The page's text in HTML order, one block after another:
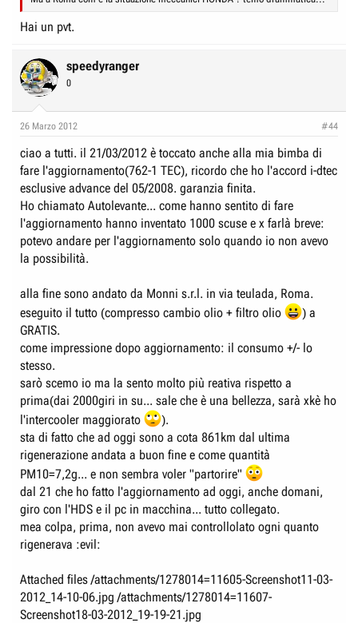
Hai un pvt.
speedyranger
0
26 Marzo 2012 #44
ciao a tutti. il 21/03/2012 è toccato anche alla mia bimba di
fare l'aggiornamento(762-1 TEC), ricordo che ho l'accord i-dtec
esclusive advance del 05/2008. garanzia finita.
Ho chiamato Autolevante... come hanno sentito di fare
l'aggiornamento hanno inventato 1000 scuse e x farlà breve:
potevo andare per l'aggiornamento solo quando io non avevo
la possibilità.
alla fine sono andato da Monni s.r.l. in via teulada, Roma.
eseguito il tutto (compresso cambio olio + filtro olio
) a
GRATIS.
come impressione dopo aggiornamento: il consumo +/- lo
stesso.
sarò scemo io ma la sento molto più reativa rispetto a
prima(dai 2000giri in su... sale che è una bellezza, sarà xkè ho
l'intercooler maggiorato
).
sta di fatto che ad oggi sono a cota 861km dal ultima
rigenerazione andata a buon fine e come quantità
PM10=7,2g... e non sembra voler "partorire"
dal 21 che ho fatto l'aggiornamento ad oggi, anche domani,
giro con l'HDS e il pc in macchina... tutto collegato.
mea colpa, prima, non avevo mai controllolato ogni quanto
rigenerava :evil:
Attached files /attachments/1278014=11605-Screenshot11-03-
2012_14-10-06.jpg /attachments/1278014=11607-
Screenshot18-03-2012_19-19-21.jpg